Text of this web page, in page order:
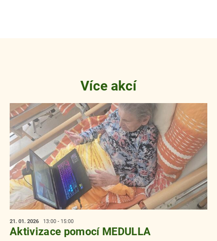
Více akcí
21. 01. 2026 13:00 - 15:00
Aktivizace pomocí MEDULLA